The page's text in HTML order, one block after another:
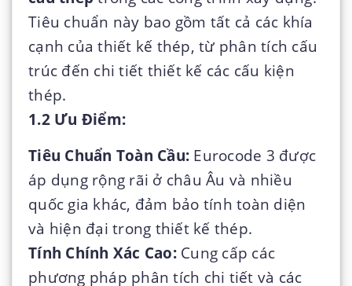
Tiêu chuẩn này bao gồm tất cả các khía
cạnh của thiết kế thép, từ phân tích cấu
trúc đến chi tiết thiết kế các cấu kiện
thép.
1.2 Ưu Điểm:
Tiêu Chuẩn Toàn Cầu: Eurocode 3 được
áp dụng rộng rãi ở châu Âu và nhiều
quốc gia khác, đảm bảo tính toàn diện
và hiện đại trong thiết kế thép.
Tính Chính Xác Cao:Cung cấp các
phương pháp phân tích chi tiết và các